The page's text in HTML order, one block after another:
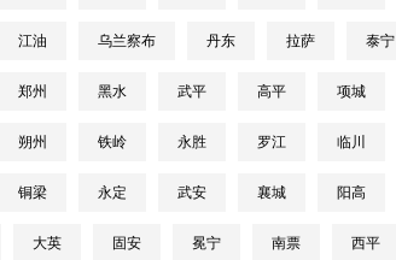
江油 乌兰察布 丹东 拉萨 泰宁
郑州 黑水 武平 高平 项城
朔州 铁岭 永胜 罗江 临川
铜梁 永定 武安 襄城 阳高
大英 固安 冕宁 南票 西平